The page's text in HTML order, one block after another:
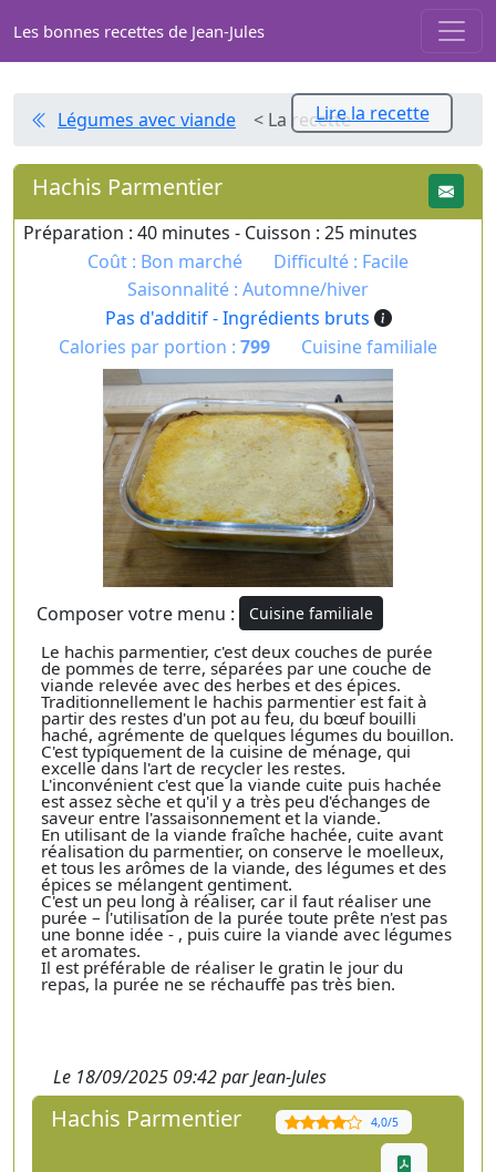
Les bonnes recettes de Jean-Jules
Lire la recette
Légumes avec viande < La recette
Hachis Parmentier
Préparation : 40 minutes - Cuisson : 25 minutes
Coût : Bon marché
Difficulté : Facile
Saisonnalité : Automne/hiver
Pas d'additif - Ingrédients bruts
Calories par portion : 799 Cuisine familiale
Composer votre menu : Cuisine familiale
Le hachis parmentier, c'est deux couches de purée
de pommes de terre, séparées par une couche de
viande relevée avec des herbes et des épices.
Traditionnellement le hachis parmentier est fait à
partir des restes d'un pot au feu, du bœuf bouilli
haché, agrémente de quelques légumes du bouillon.
C'est typiquement de la cuisine de ménage, qui
excelle dans l'art de recycler les restes.
L'inconvénient c'est que la viande cuite puis hachée
est assez sèche et qu'il y a très peu d'échanges de
saveur entre l'assaisonnement et la viande.
En utilisant de la viande fraîche hachée, cuite avant
réalisation du parmentier, on conserve le moelleux,
et tous les arômes de la viande, des légumes et des
épices se mélangent gentiment.
C'est un peu long à réaliser, car il faut réaliser une
purée – l'utilisation de la purée toute prête n'est pas
une bonne idée - , puis cuire la viande avec légumes
et aromates.
Il est préférable de réaliser le gratin le jour du
repas, la purée ne se réchauffe pas très bien.
Le 18/09/2025 09:42 par Jean-Jules
Hachis Parmentier 4,0/5